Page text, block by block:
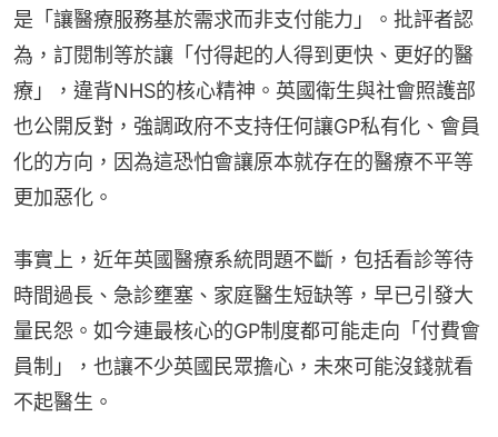
是「讓醫療服務基於需求而非支付能力」。批評者認
為，訂閱制等於讓「付得起的人得到更快、更好的醫
療」，違背NHS的核心精神。英國衛生與社會照護部
也公開反對，強調政府不支持任何讓GP私有化、會員
化的方向，因為這恐怕會讓原本就存在的醫療不平等
更加惡化。
事實上，近年英國醫療系統問題不斷，包括看診等待
時間過長、急診壅塞、家庭醫生短缺等，早已引發大
量民怨。如今連最核心的GP制度都可能走向「付費會
員制」，也讓不少英國民眾擔心，未來可能沒錢就看
不起醫生。